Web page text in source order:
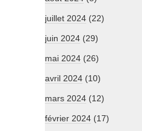
juillet 2024 (22)
juin 2024 (29)
mai 2024 (26)
avril 2024 (10)
mars 2024 (12)
février 2024 (17)